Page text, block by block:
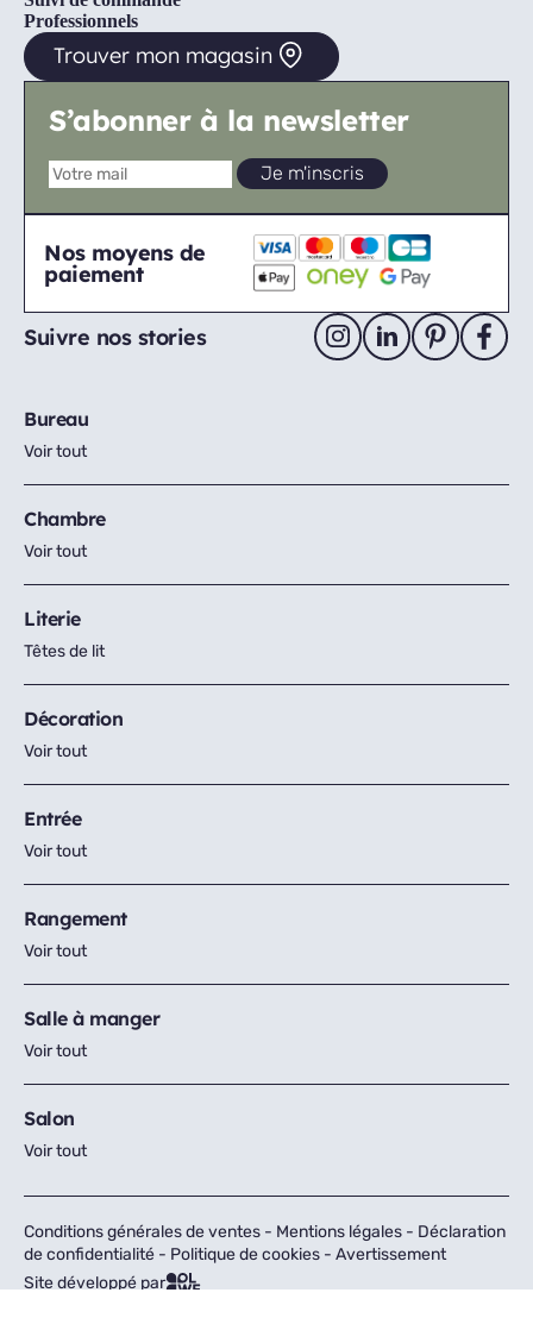
Professionnels
Trouver mon magasin
S’abonner à la newsletter
Nos moyens de
paiement
Suivre nos stories
Bureau
Voir tout
Chambre
Voir tout
Literie
Têtes de lit
Décoration
Voir tout
Entrée
Voir tout
Rangement
Voir tout
Salle à manger
Voir tout
Salon
Voir tout
Conditions générales de ventes - Mentions légales - Déclaration
de confidentialité - Politique de cookies - Avertissement
Site développé par